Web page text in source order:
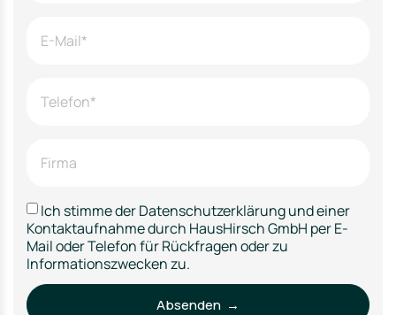
Ich stimme der Datenschutzerklärung und einer
Kontaktaufnahme durch HausHirsch GmbH per E-
Mail oder Telefon für Rückfragen oder zu
Informationszwecken zu.
Absenden →